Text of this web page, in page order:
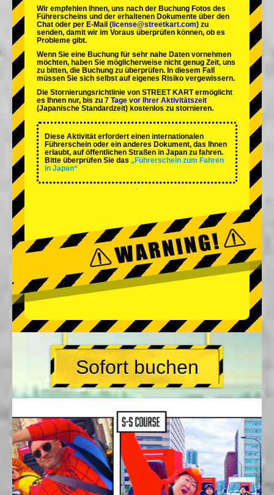
Wir empfehlen Ihnen, uns nach der Buchung Fotos des
Führerscheins und der erhaltenen Dokumente über den
Chat oder per E-Mail ( license@streetkart.com) zu
senden, damit wir im Voraus überprüfen können, ob es
Probleme gibt.
Wenn Sie eine Buchung für sehr nahe Daten vornehmen
möchten, haben Sie möglicherweise nicht genug Zeit, uns
zu bitten, die Buchung zu überprüfen. In diesem Fall
müssen Sie sich selbst auf eigenes Risiko vergewissern.
Die Stornierungsrichtlinie von STREET KART ermöglicht
es Ihnen nur, bis zu 7 Tage vor Ihrer Aktivitätszeit
(Japanische Standardzeit) kostenlos zu stornieren.
Diese Aktivität erfordert einen internationalen
Führerschein oder ein anderes Dokument, das Ihnen
erlaubt, auf öffentlichen Straßen in Japan zu fahren.
Bitte überprüfen Sie das „Führerschein zum Fahren
in Japan“
Sofort buchen